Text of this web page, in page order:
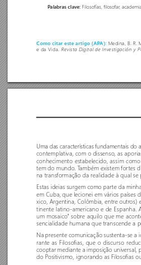
Palabras clave: Filosofías, filosofar,
Como citar este artigo (APA): Medina, B. R.
e da Vida. Revista Digital de Investigación y
Uma das características fundamentais do
contemplativa, com o dissenso, as
conhecimento estabelecido, assim
tem do mundo. Também existem fortes
na transformação da realidade à qual se
Estas ideias surgem como parte da
em Cuba, que lecionei em vários países
xico, Argentina, Colômbia, entre outros)
tinente latino-americano e de Espanha.
um mosaico" sobre aquilo que me
sencialidade humana que transcende a
Na presente comunicação sustenta-se a
rante as Filosofias, que o discurso r
cooptar mediante a imposição universal,
do Positivismo, ignorando as Filosofias